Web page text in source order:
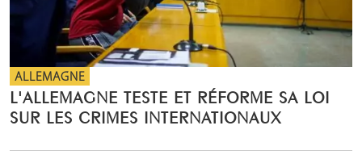
ALLEMAGNE
L'ALLEMAGNE TESTE ET RÉFORME SA LOI
SUR LES CRIMES INTERNATIONAUX